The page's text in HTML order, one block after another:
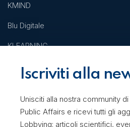
KMIND
Blu Digitale
KLEARNING
Corsi
Iscriviti alla
Unisciti alla nostra community
Public Affairs e ricevi tutti gli
Lobbying: articoli scientifici,